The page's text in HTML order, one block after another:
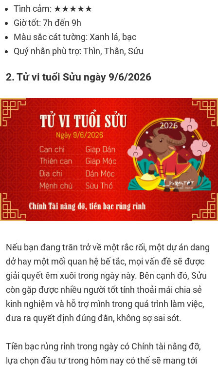
Tình cảm: ★★★★★
Giờ tốt: 7h đến 9h
Màu sắc cát tường: Xanh lá, bạc
Quý nhân phù trợ: Thìn, Thân, Sửu
2. Tử vi tuổi Sửu ngày 9/6/2026
Nếu bạn đang trăn trở về một rắc rối, một dự án dang
dở hay một mối quan hệ bế tắc, mọi vấn đề sẽ được
giải quyết êm xuôi trong ngày này. Bên cạnh đó, Sửu
còn gặp được nhiều người tốt tính thoải mái chia sẻ
kinh nghiệm và hỗ trợ mình trong quá trình làm việc,
đưa ra quyết định đúng đắn, không sợ sai sót.
Tiền bạc rủng rỉnh trong ngày có Chính tài nâng đỡ,
lựa chọn đầu tư trong hôm nay có thể sẽ mang tới